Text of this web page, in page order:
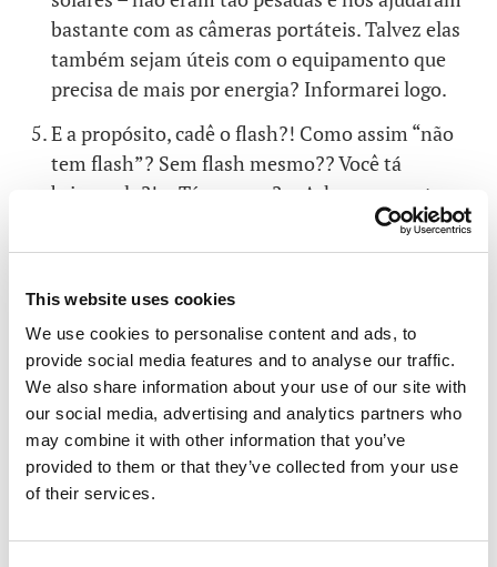
This website uses cookies
We use cookies to personalise content and ads, to
provide social media features and to analyse our traffic.
We also share information about your use of our site with
our social media, advertising and analytics partners who
may combine it with other information that you’ve
provided to them or that they’ve collected from your use
of their services.
bastante com as câmeras portáteis. Talvez elas
também sejam úteis com o equipamento que
precisa de mais por energia? Informarei logo.
E a propósito, cadê o flash?! Como assim “não
tem flash”? Sem flash mesmo?? Você tá
brincando?!… Tá, e agora?… Acho que vou ter
que manter aquela câmera portátil – com flash
incluso – no bolso de trás.
LEIA COMENTÁRIOS